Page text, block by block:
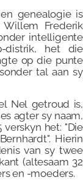
genealogie is
Frederik
intelligente
distrik, het die
op die punte
tal aan sy
Nel getroud is,
agter sy naam,
verskyn het: "Die
Hierin
van sy twee
(altesaam 32
en -moeders.